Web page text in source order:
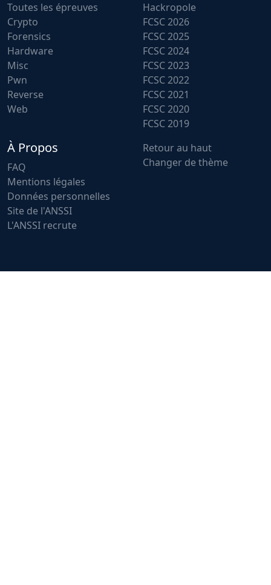
Toutes les épreuves
Crypto
Forensics
Hardware
Misc
Pwn
Reverse
Web
Hackropole
FCSC 2026
FCSC 2025
FCSC 2024
FCSC 2023
FCSC 2022
FCSC 2021
FCSC 2020
FCSC 2019
À Propos
FAQ
Mentions légales
Données personnelles
Site de l'ANSSI
L'ANSSI recrute
Retour au haut
Changer de thème